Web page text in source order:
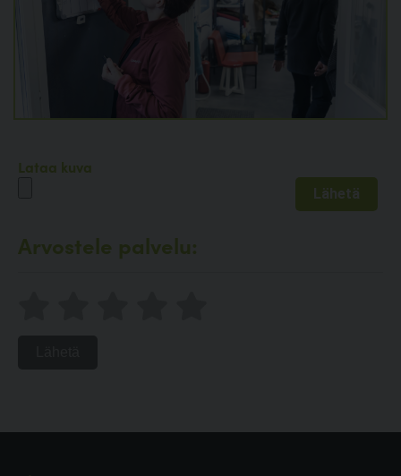
Lataa kuva
Arvostele palvelu: